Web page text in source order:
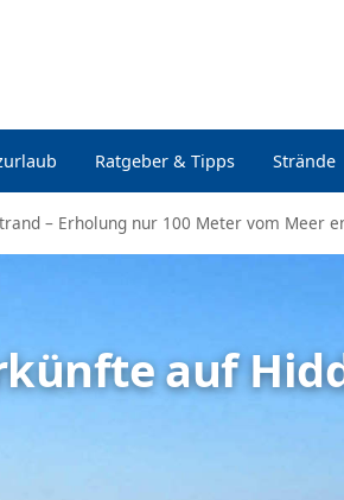
Ratgeber & Tipps Strände
– Erholung nur 100 Meter vom Meer
auf